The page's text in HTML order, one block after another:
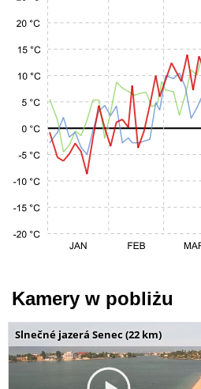
Kamery w pobliżu
Slnečné jazerá Senec (22 km)